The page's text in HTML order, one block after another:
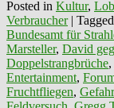
Posted in Kultur,
Verbraucher | Tagged
Bundesamt für
Marsteller, David
Doppelstrangbrüche,
Entertainment,
Fruchtfliegen,